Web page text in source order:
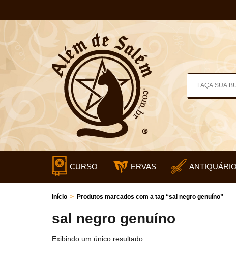
CURSO ERVAS ANTIQUÁRIO
Início > Produtos marcados com a tag “sal negro genuíno”
sal negro genuíno
Exibindo um único resultado